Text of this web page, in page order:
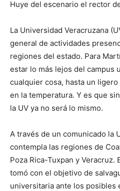
Huye del escenario el rector
La Universidad Veracruzana
general de actividades
regiones del estado. Para
estar lo más lejos del campus
cualquier cosa, hasta un
en la temperatura. Y es que
la UV ya no será lo mismo.
A través de un comunicado la
contempla las regiones de
Poza Rica-Tuxpan y Veracruz.
tomó con el objetivo de
universitaria ante los